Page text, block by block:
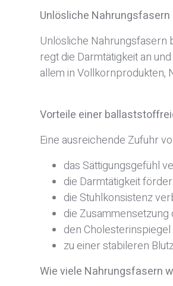
Unlösliche Nahrungsfasern
Unlösliche Nahrungsfasern
regt die Darmtätigkeit an
allem in Vollkornprodukten,
Vorteile einer
Eine ausreichende Zufuhr
das Sättigungsgefühl
die Darmtätigkeit
die Stuhlkonsistenz
die
den
zu einer stabileren
Wie viele Nahrungsfasern